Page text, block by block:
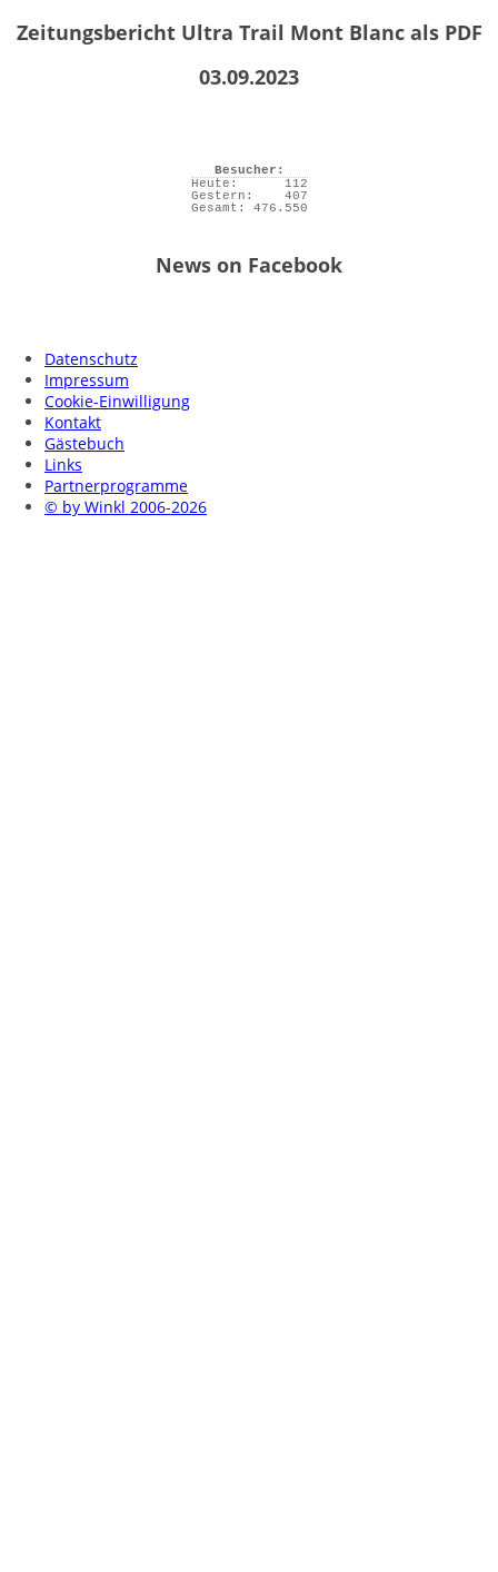
Zeitungsbericht Ultra Trail Mont Blanc als PDF
03.09.2023
Besucher:
Heute:
112
Gestern:
407
Gesamt:
476.550
News on Facebook
Datenschutz
Impressum
Cookie-Einwilligung
Kontakt
Gästebuch
Links
Partnerprogramme
© by Winkl 2006-2026